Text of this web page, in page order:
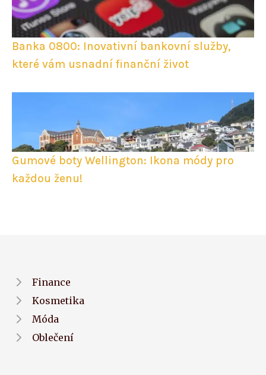
Banka 0800: Inovativní bankovní služby,
které vám usnadní finanční život
Gumové boty Wellington: Ikona módy pro
každou ženu!
Finance
Kosmetika
Móda
Oblečení